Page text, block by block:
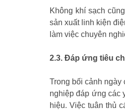
Không khí sạch
sản xuất linh kiện
làm việc chuyên
2.3. Đáp ứng tiêu
Trong bối cảnh
nghiệp đáp ứng các
hiệu. Việc tuân thủ